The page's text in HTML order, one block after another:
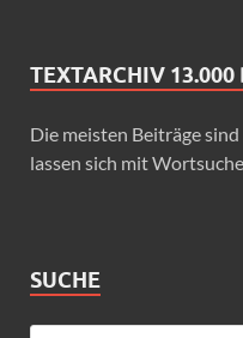
TEXTARCHIV 13.000
Die meisten Beiträge
lassen sich mit
SUCHE